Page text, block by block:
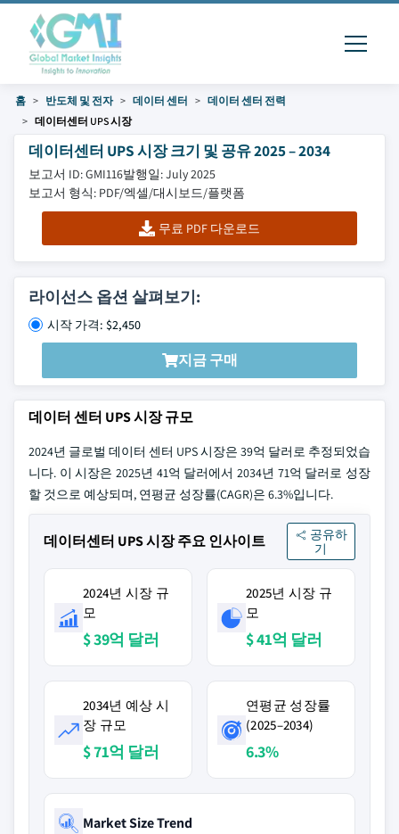
홈 반도체 및 전자 데이터 센터
데이터 센터 전력
데이터센터 UPS 시장
데이터센터 UPS 시장 크기 및 공유 2025 – 2034
보고서 ID: GMI116발행일: July 2025
보고서 형식: PDF/엑셀/대시보드/플랫폼
무료 PDF 다운로드
라이선스 옵션 살펴보기:
시작 가격: $2,450
지금 구매
데이터 센터 UPS 시장 규모
2024년 글로벌 데이터 센터 UPS 시장은 39억 달러로 추정되었습
니다. 이 시장은 2025년 41억 달러에서 2034년 71억 달러로 성장
할 것으로 예상되며, 연평균 성장률(CAGR)은 6.3%입니다.
데이터센터 UPS 시장 주요 인사이트
공유하
기
2024년 시장 규
모
$ 39억 달러
2025년 시장 규
모
$ 41억 달러
2034년 예상 시
장 규모
$ 71억 달러
연평균 성장률
(2025–2034)
6.3%
Market Size Trend